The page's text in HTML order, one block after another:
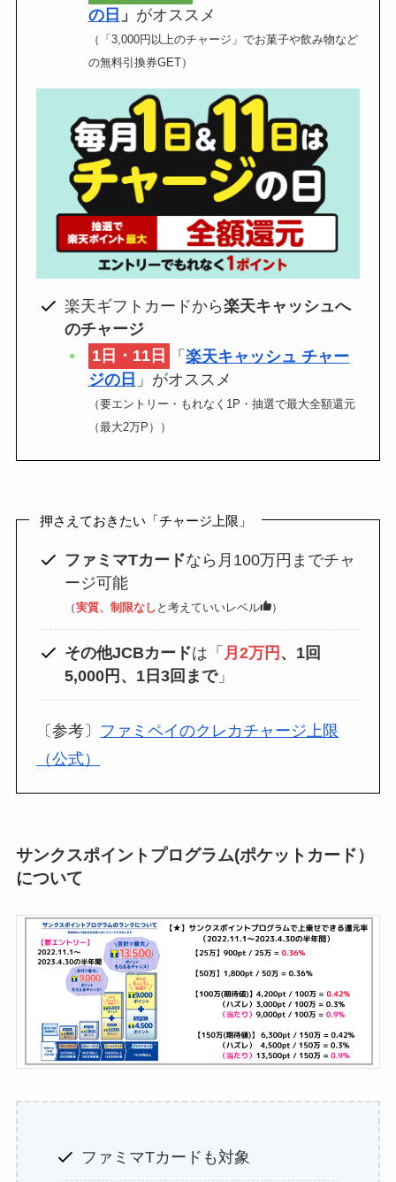
の日 」 がオススメ
（「3,000円以上のチャージ」でお菓子や飲み物など
の無料引換券GET）
楽天ギフトカードから楽天キャッシュへ
のチャージ
1日・11日
「楽天キャッシュ チャー
ジの日 」がオススメ
（要エントリー・もれなく1P・抽選で最大全額還元
（最大2万P））
押さえておきたい「チャージ上限」
ファミマTカードなら月100万円までチャ
ージ可能
（実質、制限なし と考えていいレベル ）
その他JCBカードは「 月2万円 、1回
5,000円、1日3回まで」
〔参考〕 ファミペイのクレカチャージ上限
（公式）
サンクスポイントプログラム(ポケットカード）
について
ファミマTカードも対象